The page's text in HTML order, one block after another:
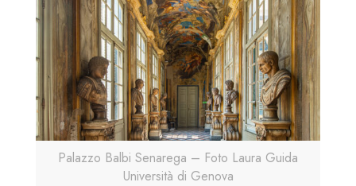
Palazzo Balbi Senarega – Foto Laura Guida
Università di Genova